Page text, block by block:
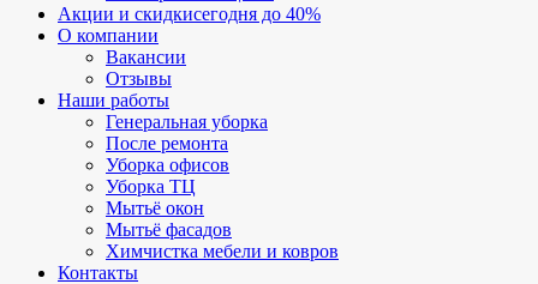
Акции и скидкисегодня до 40%
О компании
Вакансии
Отзывы
Наши работы
Генеральная уборка
После ремонта
Уборка офисов
Уборка ТЦ
Мытьё окон
Мытьё фасадов
Химчистка мебели и ковров
Контакты